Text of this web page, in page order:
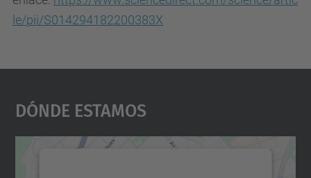
le/pii/S014294182200383X
Dónde Estamos